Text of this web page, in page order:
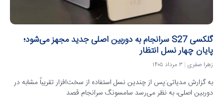
گلکسی S27 سرانجام به دوربین اصلی جدید مجهز می‌شود؛
پایان چهار نسل انتظار
زهرا صفری ۳ مرداد ۱۴۰۵
به گزارش مدیاتی:پس از چندین نسل استفاده از سخت‌افزار تقریباً مشابه در
دوربین اصلی، به نظر می‌رسد سامسونگ سرانجام قصد